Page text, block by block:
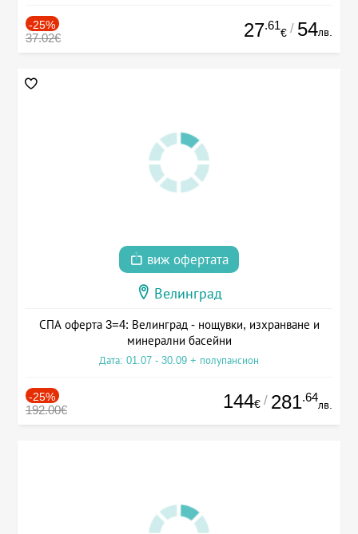
-25%
37.02€ 27.61
€ / 54лв.
виж офертата
Велинград
СПА оферта 3=4: Велинград - нощувки, изхранване и
минерални басейни
Дата: 01.07 - 30.09 + полупансион
-25%
192.00€ 144€ / 281.64
лв.